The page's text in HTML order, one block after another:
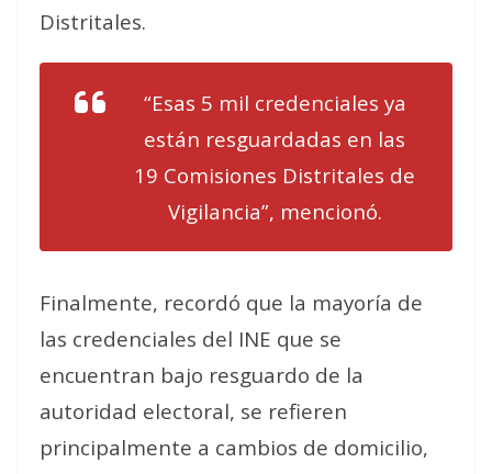
Distritales.
“Esas 5 mil credenciales ya
están resguardadas en las
19 Comisiones Distritales de
Vigilancia”, mencionó.
Finalmente, recordó que la mayoría de
las credenciales del INE que se
encuentran bajo resguardo de la
autoridad electoral, se refieren
principalmente a cambios de domicilio,